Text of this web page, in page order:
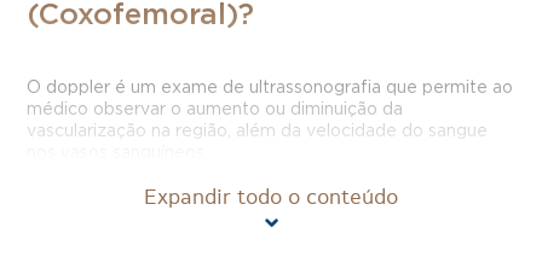
(Coxofemoral)?
O doppler é um exame de ultrassonografia que permite ao
médico observar o aumento ou diminuição da
vascularização na região, além da velocidade do sangue
A Ultrassonografia Com Doppler Articular de Quadril
(Coxofemoral) terá como foco a articulação coxofemoral
Expandir todo o conteúdo